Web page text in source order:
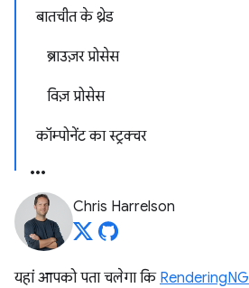
बातचीत के थ्रेड
ब्राउज़र प्रोसेस
विज़ प्रोसेस
कॉम्पोनेंट का स्ट्रक्चर
Chris Harrelson
यहां आपको पता चलेगा कि RenderingNG